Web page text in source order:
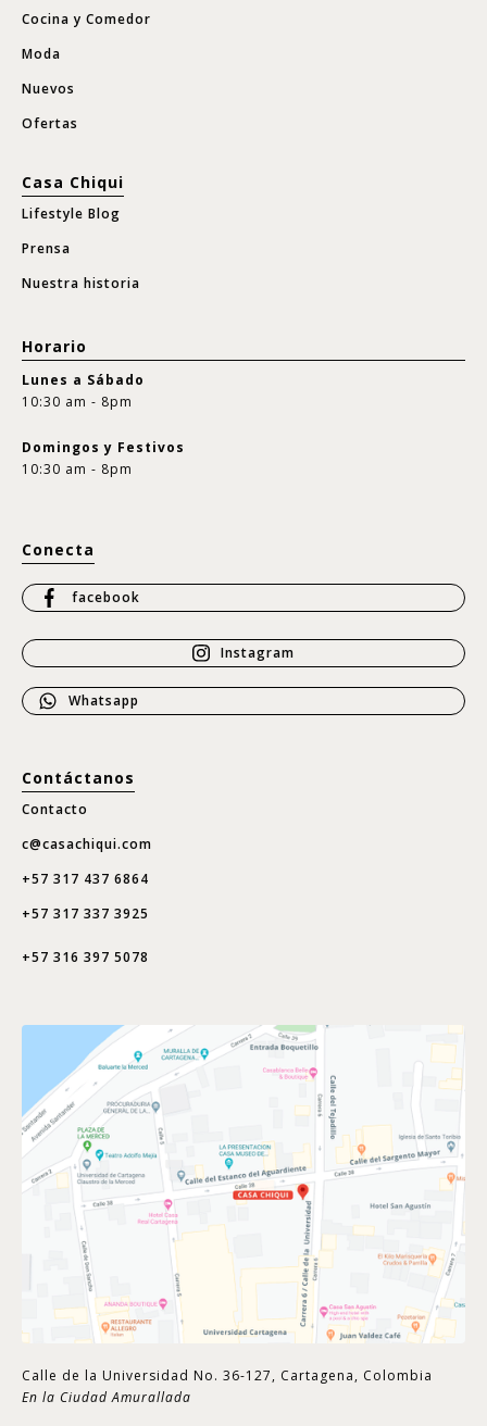
Cocina y Comedor
Moda
Nuevos
Ofertas
Casa Chiqui
Lifestyle Blog
Prensa
Nuestra historia
Horario
Lunes a Sábado
10:30 am - 8pm
Domingos y Festivos
10:30 am - 8pm
Conecta
facebook
Instagram
Whatsapp
Contáctanos
Contacto
c@casachiqui.com
+57 317 437 6864
+57 317 337 3925
+57 316 397 5078
Calle de la Universidad No. 36-127, Cartagena, Colombia
En la Ciudad Amurallada